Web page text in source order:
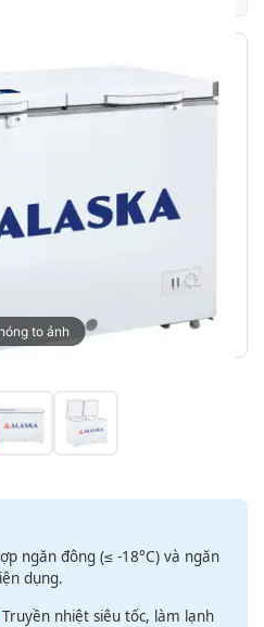
to ảnh
ngăn đông (≤ -18°C) và ngăn
dụng.
Truyền nhiệt siêu tốc, làm lạnh